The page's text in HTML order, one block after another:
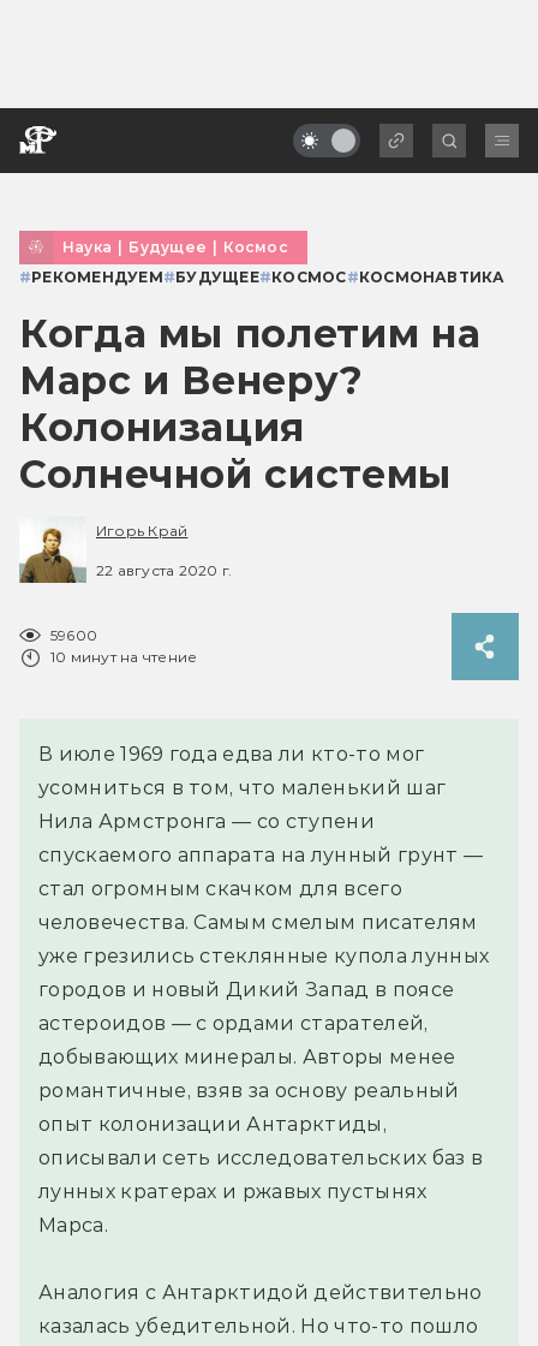
Наука | Будущее | Космос
#РЕКОМЕНДУЕМ#БУДУЩЕЕ#КОСМОС#КОСМОНАВТИКА
Когда мы полетим на
Марс и Венеру?
Колонизация
Солнечной системы
Игорь Край
22 августа 2020 г.
59600
10 минут на чтение
В июле 1969 года едва ли кто-то мог
усомниться в том, что маленький шаг
Нила Армстронга — со ступени
спускаемого аппарата на лунный грунт —
стал огромным скачком для всего
человечества. Самым смелым писателям
уже грезились стеклянные купола лунных
городов и новый Дикий Запад в поясе
астероидов — с ордами старателей,
добывающих минералы. Авторы менее
романтичные, взяв за основу реальный
опыт колонизации Антарктиды,
описывали сеть исследовательских баз в
лунных кратерах и ржавых пустынях
Марса.
Аналогия с Антарктидой действительно
казалась убедительной. Но что-то пошло